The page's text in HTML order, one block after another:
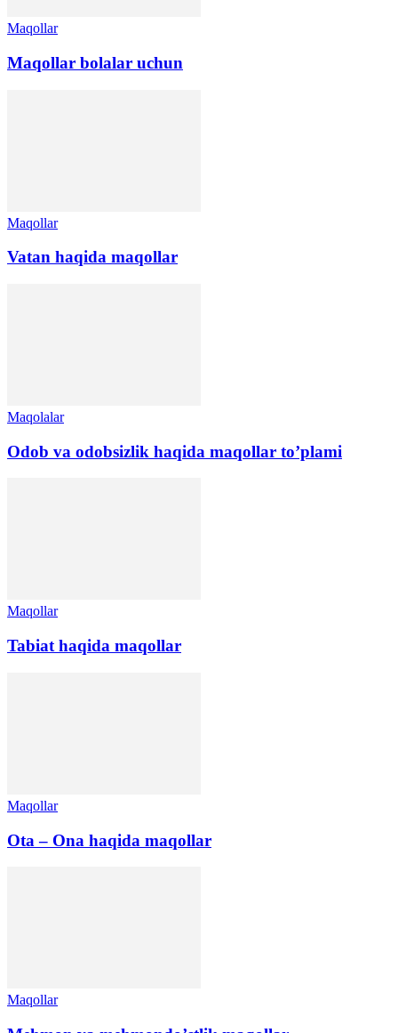
Maqollar
Maqollar bolalar uchun
Maqollar
Vatan haqida maqollar
Maqolalar
Odob va odobsizlik haqida maqollar to’plami
Maqollar
Tabiat haqida maqollar
Maqollar
Ota – Ona haqida maqollar
Maqollar